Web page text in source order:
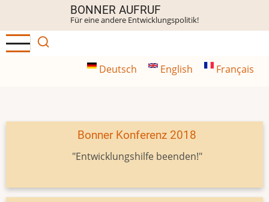
Inhalt
BONNER AUFRUF
Für eine andere Entwicklungspolitik!
Deutsch English Français
Bonner Konferenz 2018
"Entwicklungshilfe beenden!"